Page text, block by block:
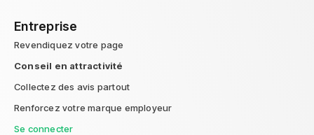
Entreprise
Revendiquez votre page
Conseil en attractivité
Collectez des avis partout
Renforcez votre marque employeur
Se connecter